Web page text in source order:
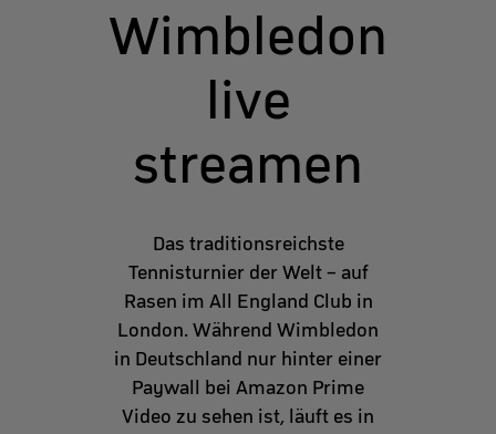
Wimbledon
live
streamen
Das traditionsreichste
Tennisturnier der Welt – auf
Rasen im All England Club in
London. Während Wimbledon
in Deutschland nur hinter einer
Paywall bei Amazon Prime
Video zu sehen ist, läuft es in